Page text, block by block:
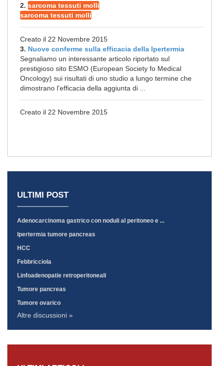
2. sarcoma tessuti molli
sarcoma tessuti molli
Creato il 22 Novembre 2015
3. Nuove conferme sulla efficacia della Ipertermia
Segnaliamo un interessante articolo riportato sul
prestigioso sito ESMO (European Society fo Medical
Oncology) sui risultati di uno studio a lungo termine che
dimostrano l'efficacia della aggiunta di ...
Creato il 22 Novembre 2015
ULTIMI POST
Adenocarcinoma gastrico con noduli al peritoneo e ...
Ipertermia tumore pancreas
HCC
Febbricciola
Linfoadenopatie retroperitoneali
Tumore pancreas
Tumore ovarico
Altre discussioni »